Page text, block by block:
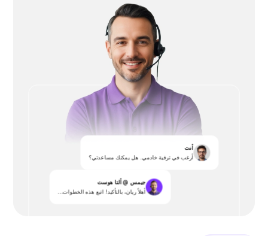
أنت
أرغب في ترقية خادمي. هل يمكنك مساعدتي؟
جيمس @ ألتا هوست
أهلاً ريان، بالتأكيد! اتبع هذه الخطوات...